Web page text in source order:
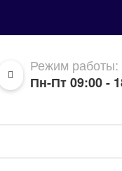
Режим работы:
Пн-Пт 09:00 -